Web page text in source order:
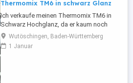
Thermomix TM6 in schwarz Glanz
Ich verkaufe meinen Thermomix TM6 in
Schwarz Hochglanz, da er kaum noch
genutzt wird. Das Gerät ist ca. 3 Jahre alt,
befindet sich in sehr gutem, gepflegtem
Zustand und funktioniert einwandfrei. Im
Wutöschingen, Baden-Württemberg
1 Januar